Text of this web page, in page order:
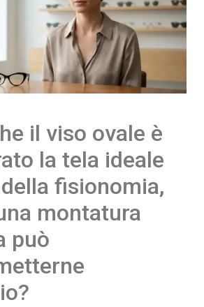
il viso ovale è
la tela ideale
fisionomia,
montatura
può